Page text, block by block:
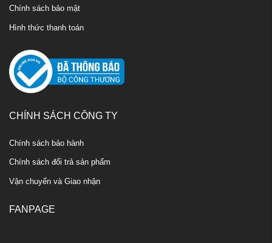
Chính sách bảo mật
Hình thức thanh toán
CHÍNH SÁCH CÔNG TY
Chính sách bảo hành
Chính sách đổi trả sản phẩm
Vận chuyển và Giao nhận
FANPAGE